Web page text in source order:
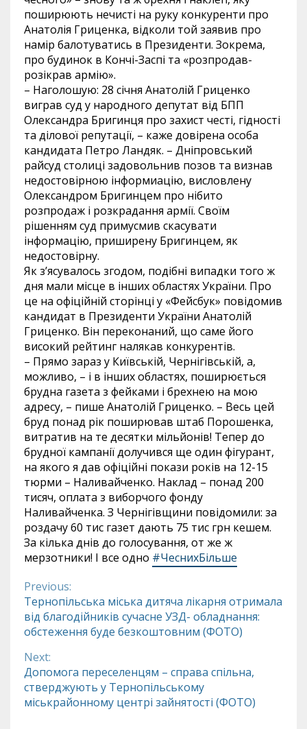
поширюють нечисті на руку конкуренти про
Анатолія Гриценка, відколи той заявив про
намір балотуватись в Президенти. Зокрема,
про будинок в Кончі-Заспі та «розпродав-
розікрав армію».
– Наголошую: 28 січня Анатолій Гриценко
виграв суд у народного депутат від БПП
Олександра Бригинця про захист честі, гідності
та ділової репутації, – каже довірена особа
кандидата Петро Ландяк. – Дніпровський
райсуд столиці задовольнив позов та визнав
недостовірною інформиацію, висловлену
Олександром Бригинцем про нібито
розпродаж і розкрадання армії. Своїм
рішенням суд примусмив скасувати
інформацію, приширену Бригинцем, як
недостовірну.
Як з’ясувалось згодом, подібні випадки того ж
дня мали місце в інших областях України. Про
це на офіційній сторінці у «Фейсбук» повідомив
кандидат в Президенти України Анатолій
Гриценко. Він переконаний, що саме його
високий рейтинг налякав конкурентів.
– Прямо зараз у Київській, Чернігівській, а,
можливо, – і в інших областях, поширюється
брудна газета з фейками і брехнею на мою
адресу, – пише Анатолій Гриценко. – Весь цей
бруд понад рік поширював штаб Порошенка,
витратив на те десятки мільйонів! Тепер до
брудної кампанії долучився ще один фігурант,
на якого я дав офіційні покази років на 12-15
тюрми – Наливайченко. Наклад – понад 200
тисяч, оплата з виборчого фонду
Наливайченка. З Чернігівщини повідомили: за
роздачу 60 тис газет дають 75 тис грн кешем.
За кілька днів до голосування, от же ж
мерзотники! І все одно #ЧеснихБільше
Continue
Reading
Previous:
Тернопільська міська дитяча лікарня отримала
від благодійників сучасне УЗД- обладнання:
обстеження буде безкоштовним (ФОТО)
Next:
Допомога переселенцям – справа спільна,
стверджують у Тернопільському
міськрайонному центрі зайнятості (ФОТО)